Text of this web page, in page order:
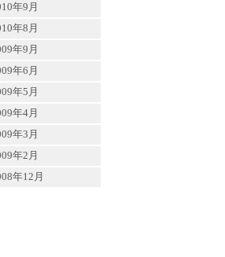
年9月
年8月
年9月
年6月
年5月
年4月
年3月
年2月
年12月